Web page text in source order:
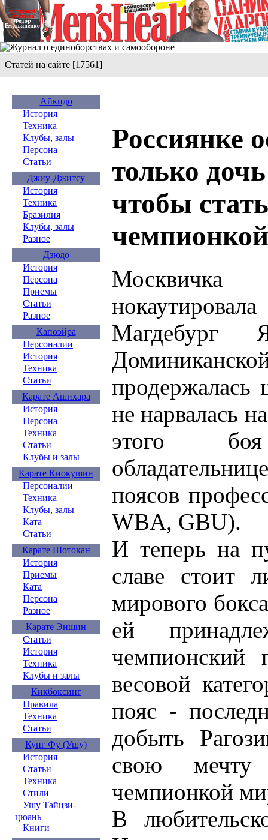
Статей на сайте [17561]
Айкидо
История
Техника
Клубы, залы
Персона
Статьи
Джиу-Джитсу
История
Техника
Бразилия
Клубы, залы
Разное
Дзюдо
История
Персона
Приемы
Статьи
Разное
Капоэйра
Персоналии
История
Техника
Статьи
Карате Ашихара
История
Персона
Техника
Статьи
Клубы и залы
Карате Киокушин
Персоналии
Техника
Клубы, залы
Ката
Статьи
Карате Шотокан
История
Приемы
Ката
Персона
Разное
Карате Эншин
Статьи
История
Техника
Клубы и залы
Кикбоксинг
Правила
Техника
Статьи
Кунг Фу (Ушу)
История
Статьи
Техника
Стили
Ушу Тайцзи-
цюань
Книги
Россиянке
только
чтобы
Магдебург
продержалась
не нарвалась
этого
поясов
WBA, GBU).
И теперь на
славе стоит
мирового
ей
весовой
пояс -
добыть
свою мечту
чемпионкой
В